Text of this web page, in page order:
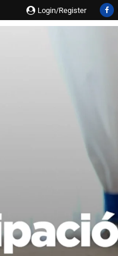
Login/Register